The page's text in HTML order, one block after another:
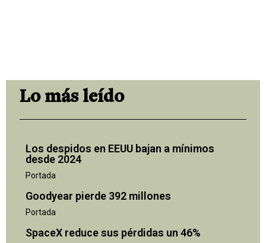
Lo más leído
Los despidos en EEUU bajan a mínimos
desde 2024
Portada
Goodyear pierde 392 millones
Portada
SpaceX reduce sus pérdidas un 46%